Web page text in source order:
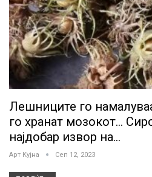
Лешниците го
го хранат мозокот…
најдобар извор на…
Арт Кујна Сеп 12, 2023